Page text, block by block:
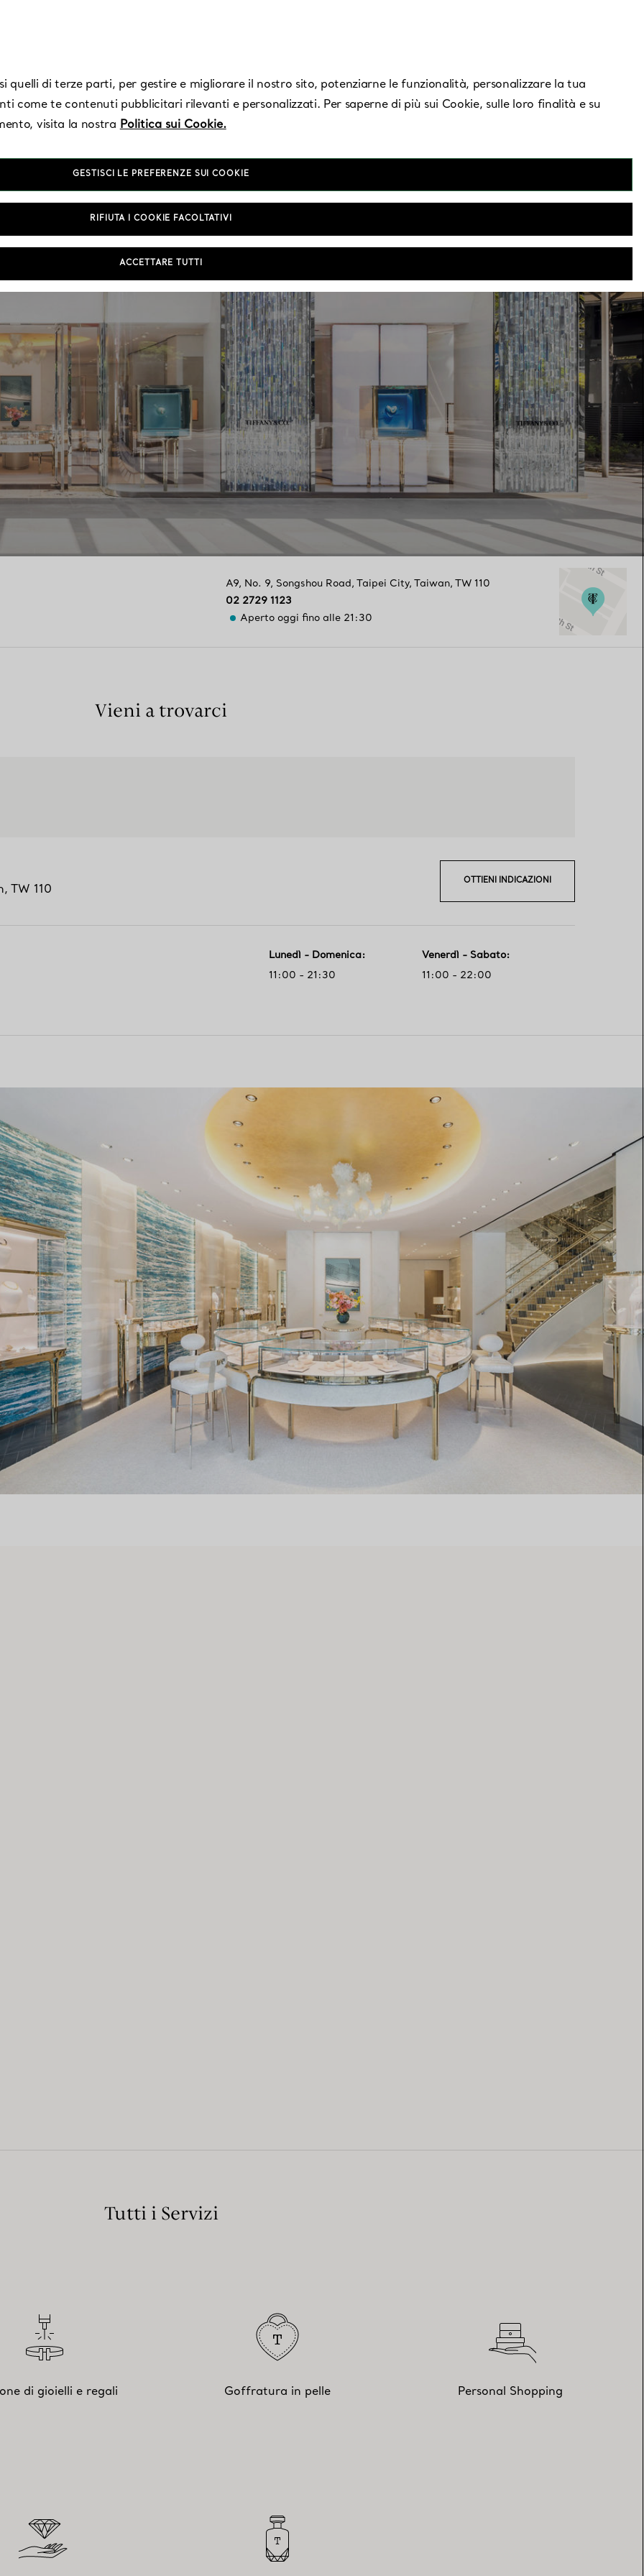
A9, No. 9, Songshou Road, Taipei City, Taiwan, TW 110
02 2729 1123
Aperto oggi fino alle 21:30
Vieni a trovarci
TW 110
OTTIENI INDICAZIONI
Lunedì - Domenica:
11:00 - 21:30
Venerdì - Sabato:
11:00 - 22:00
Tutti i Servizi
di gioielli e regali Goffratura in pelle Personal Shopping
quelli di terze parti, per gestire e migliorare il nostro sito, potenziarne le funzionalità, personalizzare la tua
come te contenuti pubblicitari rilevanti e personalizzati. Per saperne di più sui Cookie, sulle loro finalità e su
visita la nostra Politica sui Cookie.
GESTISCI LE PREFERENZE SUI COOKIE
RIFIUTA I COOKIE FACOLTATIVI
ACCETTARE TUTTI